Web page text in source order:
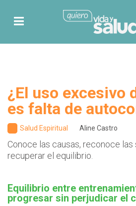
¿El uso excesivo
es falta de
Salud Espiritual Aline Castro
Conoce las causas, reconoce las
recuperar el equilibrio.
Equilibrio entre
progresar sin perjudicar el